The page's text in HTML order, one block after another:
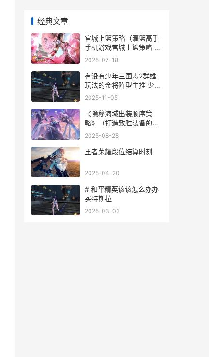
经典文章
宫城上篮策略（灌篮高手
手机游戏宫城上篮策略 宫
城投篮
2025-07-18
有没有少年三国志2群雄
玩法的金将阵型主推 少年
三国行
2025-11-05
《隐秘海域出装顺序策
略》（打造致胜装备的决
定因素秘诀 神秘海域影子
2025-08-28
王者荣耀段位结算时刻
2025-04-20
# 和平精英该该怎么办办
买特斯拉
2025-03-03